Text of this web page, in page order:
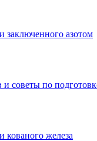
заключенного азотом
советы по
кованого железа